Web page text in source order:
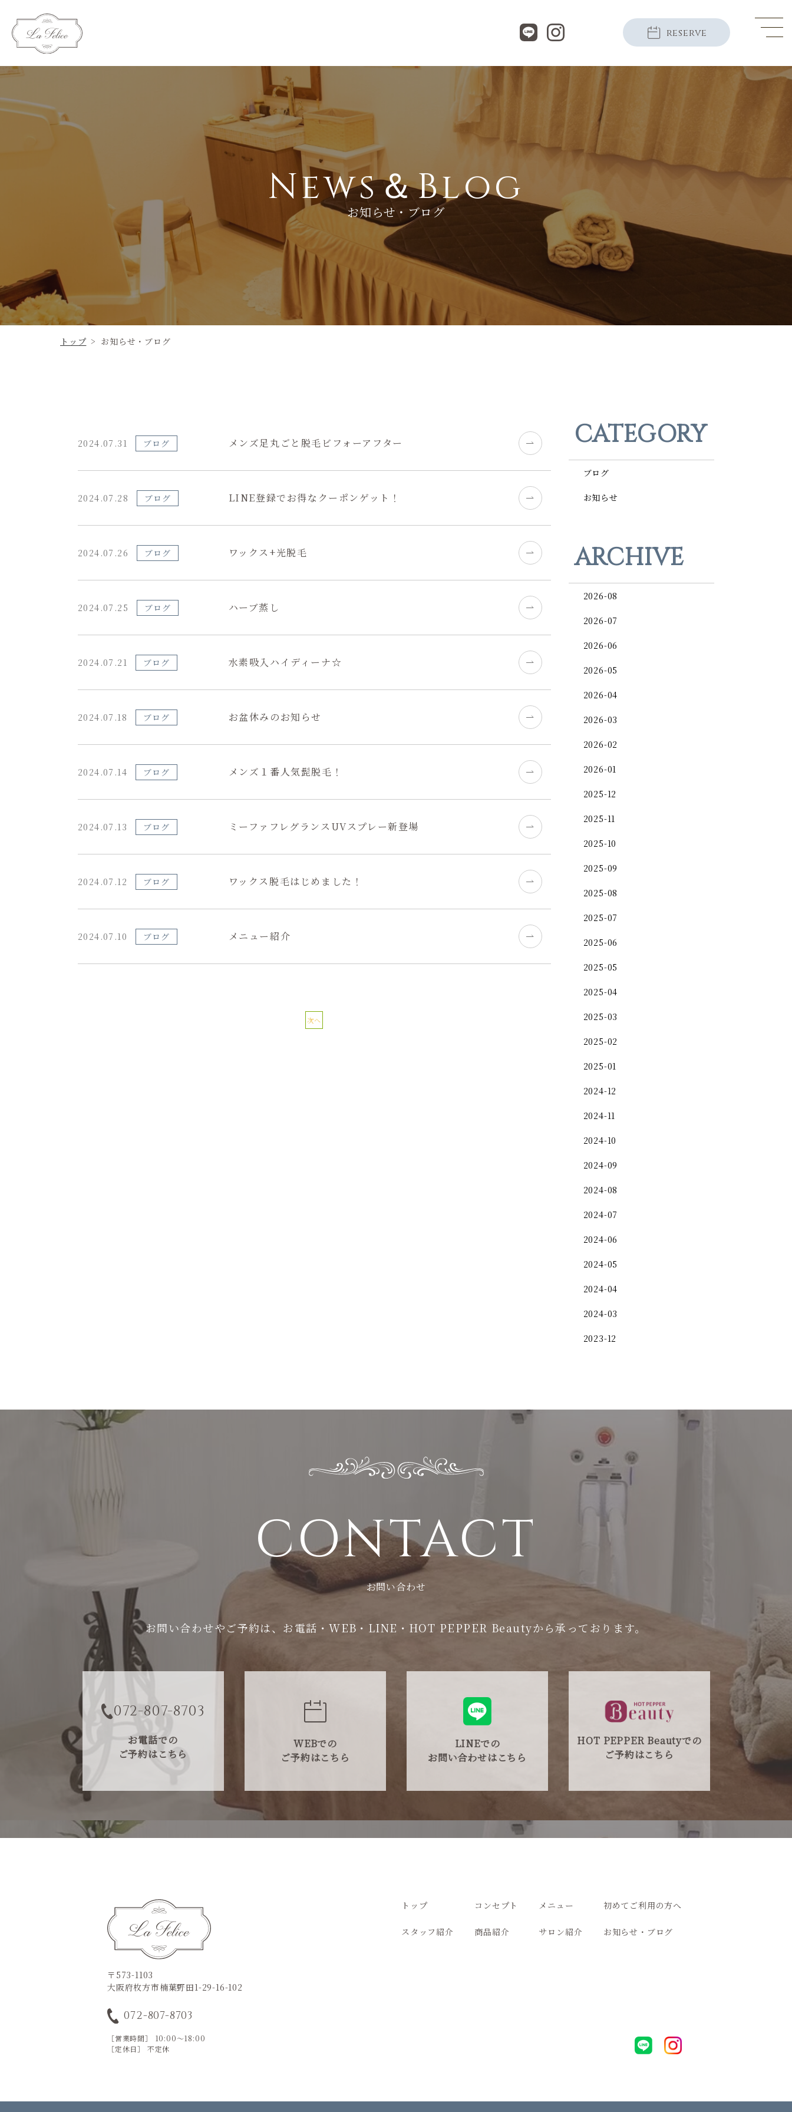
reserve
News＆Blog
お知らせ・ブログ
トップ > お知らせ・ブログ
2024.07.31 ブログ メンズ足丸ごと脱毛ビフォーアフター
2024.07.28 ブログ LINE登録でお得なクーポンゲット！
2024.07.26 ブログ ワックス+光脱毛
2024.07.25 ブログ ハーブ蒸し
2024.07.21 ブログ 水素吸入ハイディーナ☆
2024.07.18 ブログ お盆休みのお知らせ
2024.07.14 ブログ メンズ１番人気髭脱毛！
2024.07.13 ブログ ミーファフレグランスUVスプレー新登場
2024.07.12 ブログ ワックス脱毛はじめました！
2024.07.10 ブログ メニュー紹介
次へ
CATEGORY
ブログ
お知らせ
ARCHIVE
2026-08
2026-07
2026-06
2026-05
2026-04
2026-03
2026-02
2026-01
2025-12
2025-11
2025-10
2025-09
2025-08
2025-07
2025-06
2025-05
2025-04
2025-03
2025-02
2025-01
2024-12
2024-11
2024-10
2024-09
2024-08
2024-07
2024-06
2024-05
2024-04
2024-03
2023-12
CONTACT
お問い合わせ
お問い合わせやご予約は、お電話・WEB・LINE・HOT PEPPER Beautyから承っております。
072-807-8703
お電話での
ご予約はこちら
WEBでの
ご予約はこちら
LINEでの
お問い合わせはこちら
HOT PEPPER Beautyでの
ご予約はこちら
〒573-1103
大阪府枚方市楠葉野田1-29-16-102
072-807-8703
［営業時間］ 10:00～18:00
［定休日］ 不定休
トップ
スタッフ紹介
コンセプト
商品紹介
メニュー
サロン紹介
初めてご利用の方へ
お知らせ・ブログ